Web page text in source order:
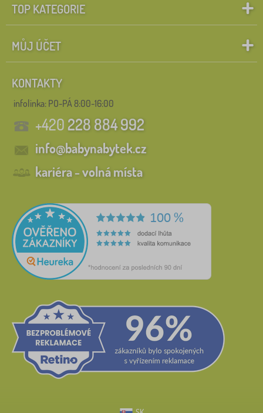
TOP KATEGORIE
MŮJ ÚČET
KONTAKTY
infolinka: PO-PÁ 8:00-16:00
+420228 884 992
info@babynabytek.cz
kariéra - volná místa